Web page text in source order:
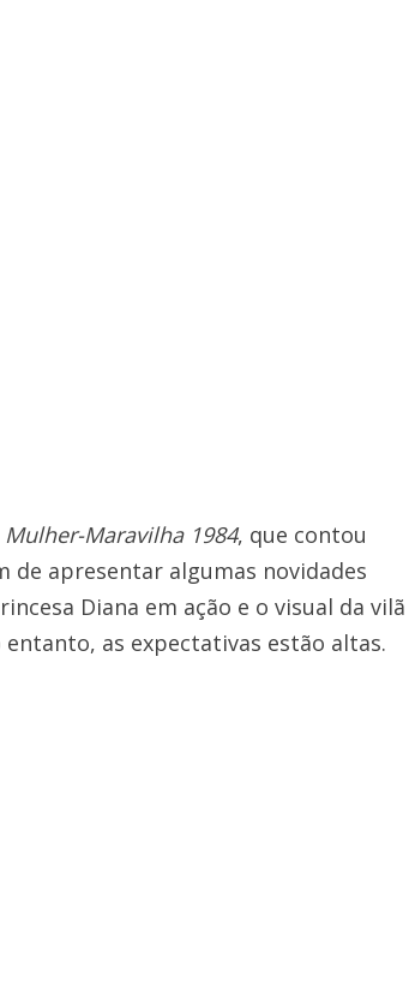
Mulher-Maravilha 1984, que contou
de apresentar algumas novidades
Diana em ação e o visual da vilã
as expectativas estão altas.